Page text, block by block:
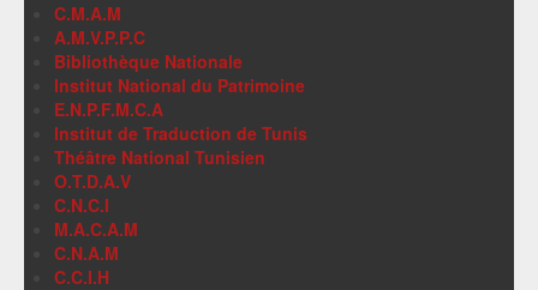
C.M.A.M
A.M.V.P.P.C
Bibliothèque Nationale
Institut National du Patrimoine
E.N.P.F.M.C.A
Institut de Traduction de Tunis
Théâtre National Tunisien
O.T.D.A.V
C.N.C.I
M.A.C.A.M
C.N.A.M
C.C.I.H